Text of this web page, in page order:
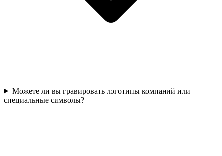
Можете ли вы гравировать логотипы компаний или
специальные символы?